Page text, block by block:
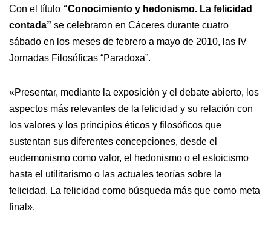
Con el título “Conocimiento y hedonismo. La felicidad
contada” se celebraron en Cáceres durante cuatro
sábado en los meses de febrero a mayo de 2010, las IV
Jornadas Filosóficas “Paradoxa”.
«Presentar, mediante la exposición y el debate abierto, los
aspectos más relevantes de la felicidad y su relación con
los valores y los principios éticos y filosóficos que
sustentan sus diferentes concepciones, desde el
eudemonismo como valor, el hedonismo o el estoicismo
hasta el utilitarismo o las actuales teorías sobre la
felicidad. La felicidad como búsqueda más que como meta
final».